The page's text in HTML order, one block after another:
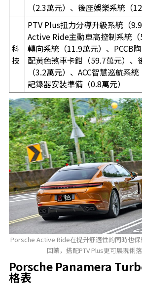
（2.3萬元）、後座娛樂系統（
科
技
PTV Plus扭力分導升級系統（
Active Ride主動車高控制系統
轉向系統（11.9萬元）、PCCB
配黃色煞車卡鉗（59.7萬元）、
（3.2萬元）、ACC智慧巡航系
記錄器安裝準備（0.8萬元）
Porsche Active Ride在提升舒適性的同時也
回饋，搭配PTV Plus更可展現俐落
Porsche Panamera
格表